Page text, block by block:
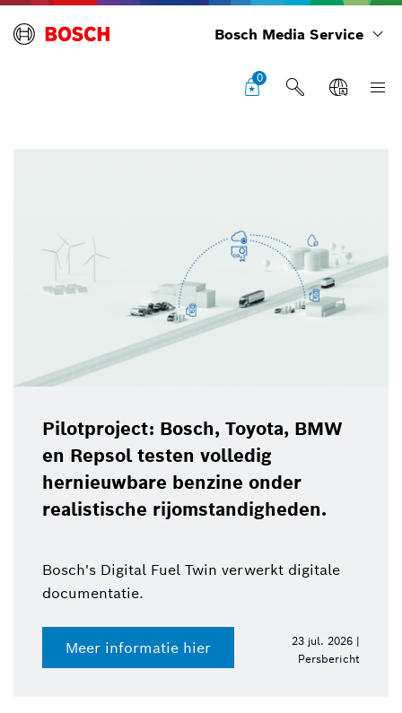
Bosch Media Service
0
Pilotproject: Bosch, Toyota, BMW
en Repsol testen volledig
hernieuwbare benzine onder
realistische rijomstandigheden.
Bosch's Digital Fuel Twin verwerkt digitale
documentatie.
Meer informatie hier
23 jul. 2026 |
Persbericht